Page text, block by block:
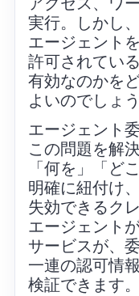
実行。​しかし
エージェント
許可されてい
有効なのかを​
よいのでしょう
エージェント
この​問題を​解
「何を」​「ど
明確に​紐付け
失効できる​ク
エージェント
サービスが、​
一連の​認可情
検証できます。